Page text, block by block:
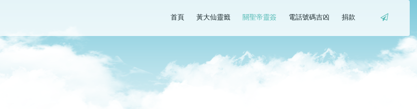
首頁 黃大仙靈籤 關聖帝靈簽 電話號碼吉凶 捐款